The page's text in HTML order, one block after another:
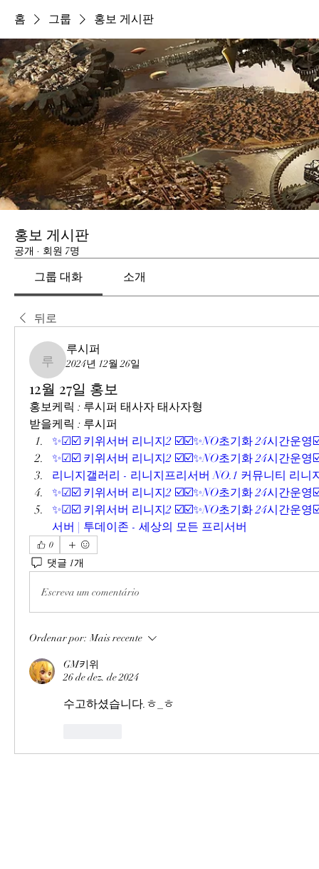
홈 그룹 홍보 게시판
홍보 게시판
공개 · 회원 7명
그룹 대화 소개
뒤로
루시퍼
루시퍼
2024년 12월 26일
12월 27일 홍보
홍보케릭 : 루시퍼 태사자 태사자형
받을케릭 : 루시퍼
✨☑☑️ 키위서버 리니지2 ☑️☑️✨NO초기화 24시간운
✨☑☑️ 키위서버 리니지2 ☑️☑️✨NO초기화 24시간운
리니지갤러리 - 리니지프리서버 NO.1 커뮤니티 리니
✨☑☑️ 키위서버 리니지2 ☑️☑️✨NO초기화 24시간운
✨☑☑️ 키위서버 리니지2 ☑️☑️✨NO초기화 24시간운영
서버 | 투데이존 - 세상의 모든 프리서버
0
댓글 1개
Escreva um comentário
Ordenar por: Mais recente
GM키위
26 de dez. de 2024
수고하셨습니다.ㅎ_ㅎ